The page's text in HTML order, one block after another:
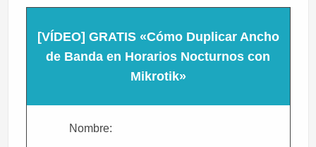
[VÍDEO] GRATIS «Cómo Duplicar Ancho
de Banda en Horarios Nocturnos con
Mikrotik»
Nombre: